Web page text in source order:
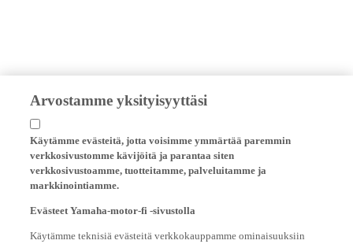
Arvostamme yksityisyyttäsi
Käytämme evästeitä, jotta voisimme ymmärtää paremmin
verkkosivustomme kävijöitä ja parantaa siten
verkkosivustoamme, tuotteitamme, palveluitamme ja
markkinointiamme.
Evästeet Yamaha-motor-fi -sivustolla
Käytämme teknisiä evästeitä verkkokauppamme ominaisuuksiin